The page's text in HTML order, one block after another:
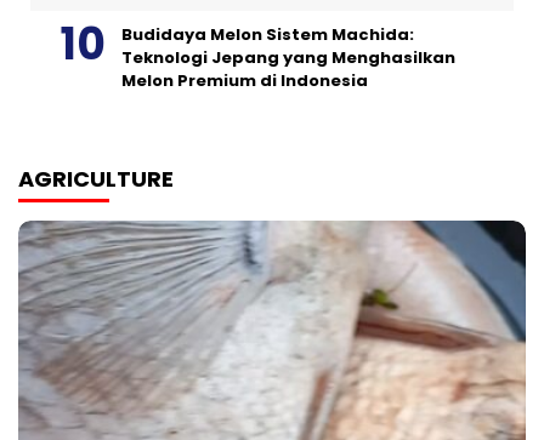
Budidaya Melon Sistem Machida:
Teknologi Jepang yang Menghasilkan
Melon Premium di Indonesia
AGRICULTURE